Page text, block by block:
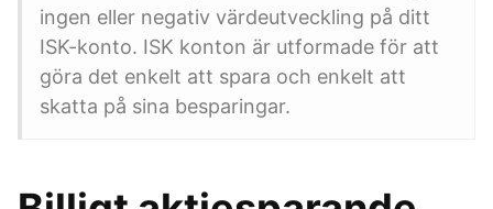
ingen eller negativ värdeutveckling på ditt
ISK-konto. ISK konton är utformade för att
göra det enkelt att spara och enkelt att
skatta på sina besparingar.